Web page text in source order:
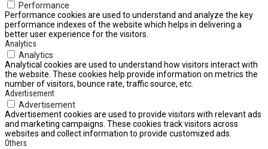
Performance
Performance cookies are used to understand and analyze the key
performance indexes of the website which helps in delivering a
better user experience for the visitors.
Analytics
Analytics
Analytical cookies are used to understand how visitors interact with
the website. These cookies help provide information on metrics the
number of visitors, bounce rate, traffic source, etc.
Advertisement
Advertisement
Advertisement cookies are used to provide visitors with relevant ads
and marketing campaigns. These cookies track visitors across
websites and collect information to provide customized ads.
Others